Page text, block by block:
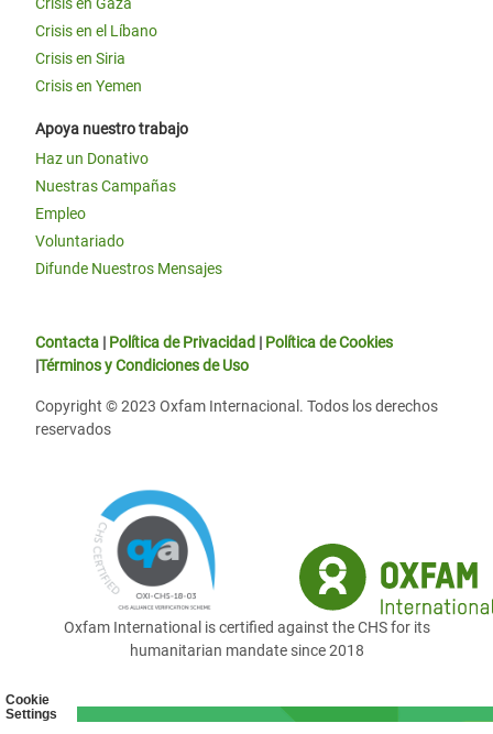
Cookie
Settings
Crisis en el Líbano
Crisis en Siria
Crisis en Yemen
Apoya nuestro trabajo
Haz un Donativo
Nuestras Campañas
Empleo
Voluntariado
Difunde Nuestros Mensajes
Contacta | Política de Privacidad | Política de Cookies
|Términos y Condiciones de Uso
Copyright © 2023 Oxfam Internacional. Todos los derechos
reservados
Oxfam International is certified against the CHS for its
humanitarian mandate since 2018